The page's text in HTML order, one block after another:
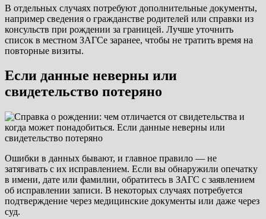
В отдельных случаях потребуют дополнительные документы,
например сведения о гражданстве родителей или справки из
консульств при рождении за границей. Лучше уточнить
список в местном ЗАГСе заранее, чтобы не тратить время на
повторные визиты.
Если данные неверны или
свидетельство потеряно
Ошибки в данных бывают, и главное правило — не
затягивать с их исправлением. Если вы обнаружили опечатку
в имени, дате или фамилии, обратитесь в ЗАГС с заявлением
об исправлении записи. В некоторых случаях потребуется
подтверждение через медицинские документы или даже через
суд.